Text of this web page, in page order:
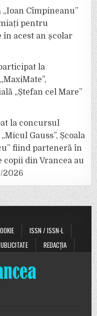
Cîmpineanu”
pentru
în acest an școlar
la
„Ștefan cel Mare”
la concursul
Gauss”, Școala
fiind parteneră în
din Vrancea au
2026
ISSN / ISSN-L
REDACȚIA